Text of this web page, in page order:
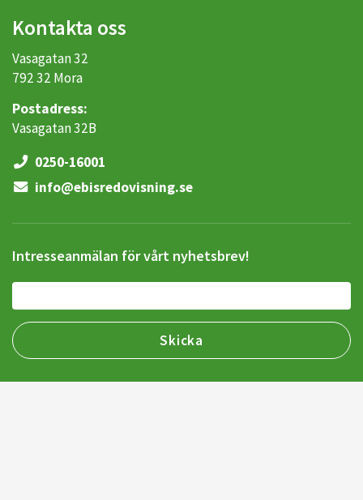
Kontakta oss
Vasagatan 32
792 32 Mora
Postadress:
Vasagatan 32B
0250-16001
info@ebisredovisning.se
Intresseanmälan för vårt nyhetsbrev!